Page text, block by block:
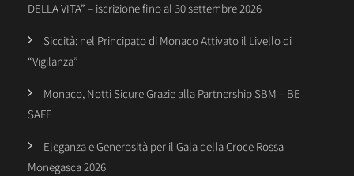
DELLA VITA” – iscrizione fino al 30 settembre 2026
Siccità: nel Principato di Monaco Attivato il Livello di
“Vigilanza”
Monaco, Notti Sicure Grazie alla Partnership SBM – BE
SAFE
Eleganza e Generosità per il Gala della Croce Rossa
Monegasca 2026